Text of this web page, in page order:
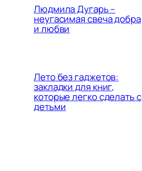
Людмила Дугарь –
неугасимая свеча добра
и любви
Лето без гаджетов:
закладки для книг,
которые легко сделать с
детьми